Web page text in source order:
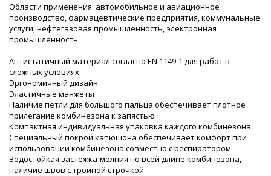
Области применения: автомобильное и авиационное
производство, фармацевтические предприятия, коммунальные
услуги, нефтегазовая промышленность, электронная
промышленность.
Антистатичный материал согласно EN 1149-1 для работ в
сложных условиях
Эргономичный дизайн
Эластичные манжеты
Наличие петли для большого пальца обеспечивает плотное
прилегание комбинезона к запястью
Компактная индивидуальная упаковка каждого комбинезона
Специальный покрой капюшона обеспечивает комфорт при
использовании комбинезона совместно с респиратором
Водостойкая застежка-молния по всей длине комбинезона,
наличие швов с тройной строчкой